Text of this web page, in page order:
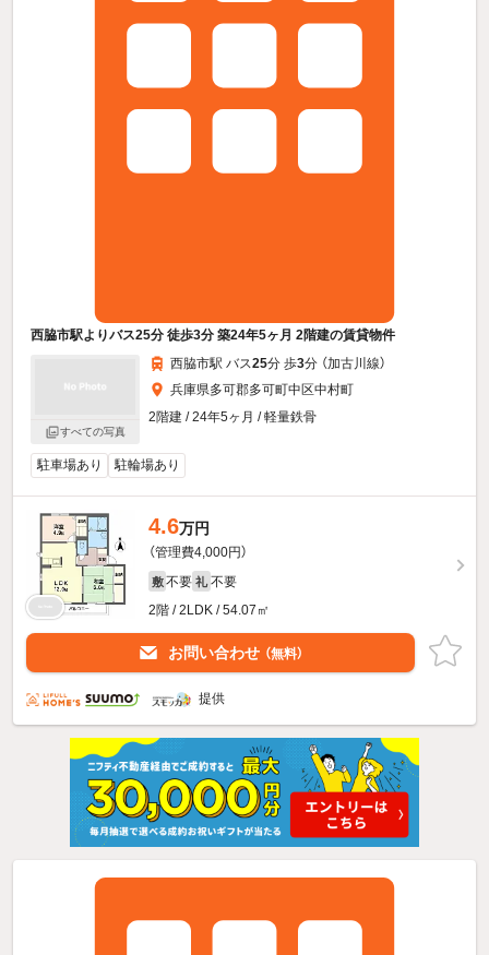
西脇市駅よりバス25分 徒歩3分 築24年5ヶ月 2階建の賃貸物件
すべての写真
西脇市駅 バス25分 歩3分 （加古川線）
兵庫県多可郡多可町中区中村町
2階建 / 24年5ヶ月 / 軽量鉄骨
駐車場あり 駐輪場あり
4.6万円
（管理費4,000円）
敷 不要 礼 不要
2階 / 2LDK / 54.07㎡
お問い合わせ （無料）
提供